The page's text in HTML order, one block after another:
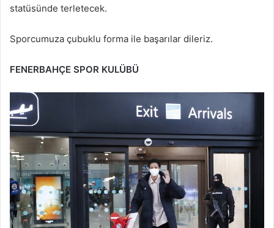
statüsünde terletecek.
Sporcumuza çubuklu forma ile başarılar dileriz.
FENERBAHÇE SPOR KULÜBÜ